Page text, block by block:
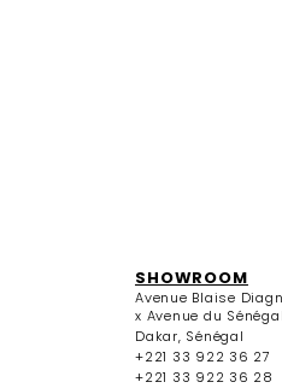
SHOWROOM
Avenue Blaise
x Avenue du Sénégal
Dakar, Sénégal
+221 33 922 36 27
+221 33 922 36 28